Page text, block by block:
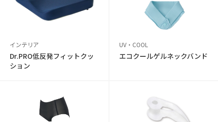
インテリア
Dr.PRO低反発フィットクッ
ション
UV・COOL
エコクールゲルネックバンド